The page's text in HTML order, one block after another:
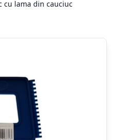
cu lama din cauciuc